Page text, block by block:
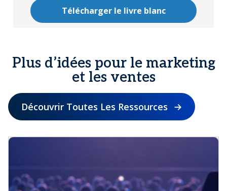
Télécharger le livre blanc
Plus d’idées pour le marketing
et les ventes
Découvrir Toutes Les Ressources